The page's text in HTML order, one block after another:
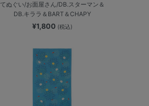
てぬぐい/お面屋さん/DB.スターマン＆
DB.キララ＆BART＆CHAPY
¥1,800 (税込)